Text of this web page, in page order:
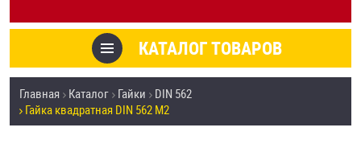
ОТЗЫВЫ
УСЛУГИ
СКИДКИ
КАТАЛОГ ТОВАРОВ
Товары со скидкой
Анкеры
Главная Каталог Гайки
DIN 562
Гайка квадратная DIN 562 М2